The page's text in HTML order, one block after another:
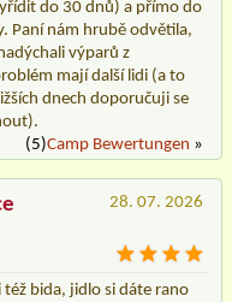
do 30 dnů) a přímo do
Paní nám hrubě odvětila,
výparů z
mají další lidi (a to
dnech doporučuji se
(5)Camp Bewertungen »
28. 07. 2026
bida, jidlo si dáte rano